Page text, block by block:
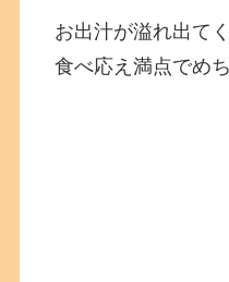
お出汁が溢れ出て
食べ応え満点でめ